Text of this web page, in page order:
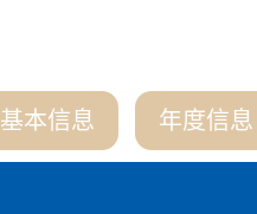
基本信息 年度信息